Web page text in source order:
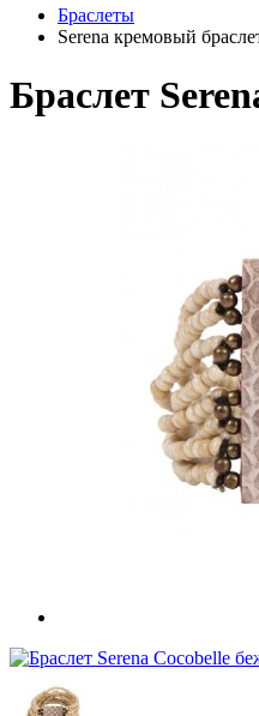
Браслеты
Serena кремовый
Браслет